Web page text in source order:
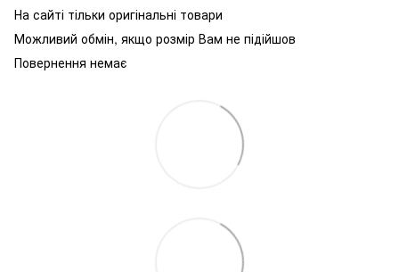
На сайті тільки оригінальні товари
Можливий обмін, якщо розмір Вам не підійшов
Повернення немає